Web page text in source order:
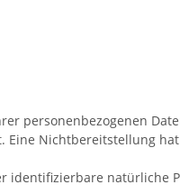
personenbezogenen
Nichtbereitstellung
identifizierbare natürliche